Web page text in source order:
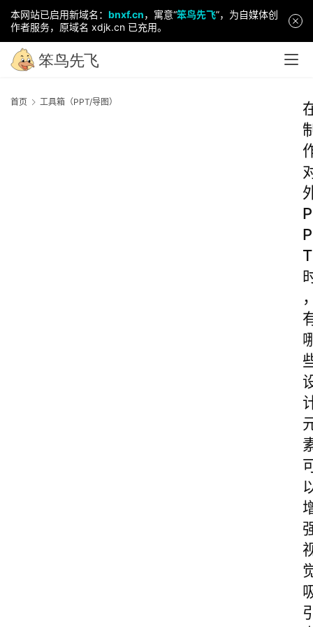
本网站已启用新域名： bnxf.cn，寓意“笨鸟先飞”，为自媒体创
作者服务，原域名 xdjk.cn 已充用。
首页 工具箱（PPT/导图）
P
P
T